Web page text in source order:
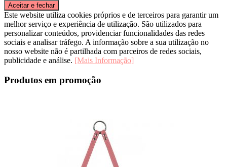
Este website utiliza cookies próprios e de terceiros para garantir um
melhor serviço e experiência de utilização. São utilizados para
personalizar conteúdos, providenciar funcionalidades das redes
sociais e analisar tráfego. A informação sobre a sua utilização no
nosso website não é partilhada com parceiros de redes sociais,
publicidade e análise. [Mais Informação]
Produtos em promoção